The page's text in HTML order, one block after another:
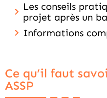
Les conseils
projet après un
Informations
Ce qu’il faut
ASSP